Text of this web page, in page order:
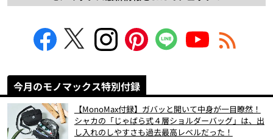
今月のモノマックス特別付録
【MonoMax付録】ガバッと開いて中身が一目瞭然！
シャカの「じゃばら式４層ショルダーバッグ」は、出
し入れのしやすさも過去最高レベルだった！